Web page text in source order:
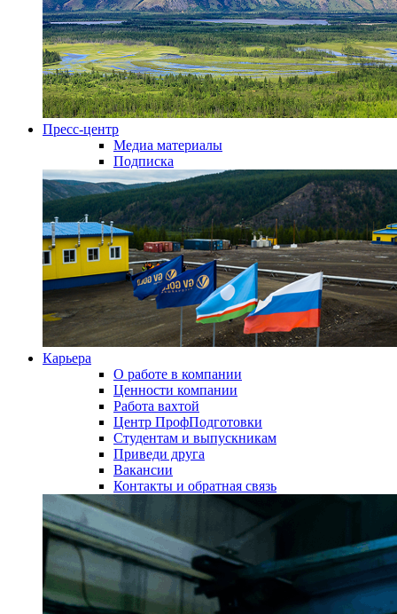
Пресс-центр
Медиа материалы
Подписка
Карьера
О работе в компании
Ценности компании
Работа вахтой
Центр ПрофПодготовки
Студентам и выпускникам
Приведи друга
Вакансии
Контакты и обратная связь